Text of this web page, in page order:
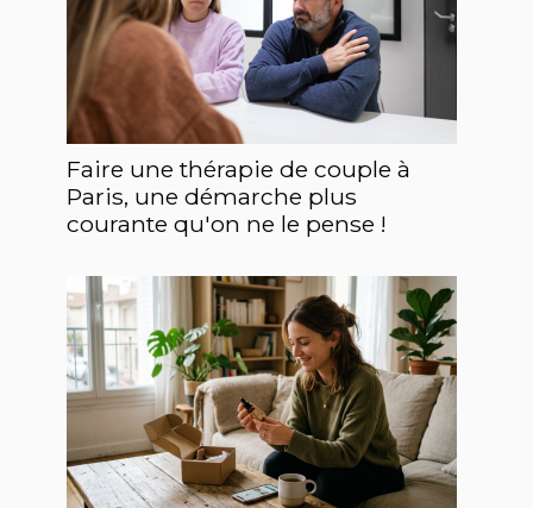
Faire une thérapie de couple à
Paris, une démarche plus
courante qu'on ne le pense !